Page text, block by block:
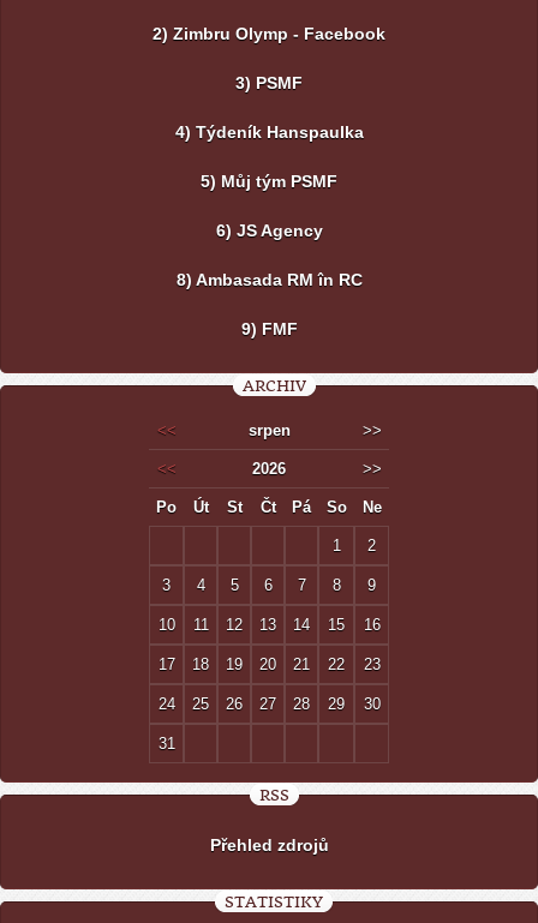
2) Zimbru Olymp - Facebook
3) PSMF
4) Týdeník Hanspaulka
5) Můj tým PSMF
6) JS Agency
8) Ambasada RM în RC
9) FMF
ARCHIV
<< srpen >>
<< 2026 >>
Po Út St Čt Pá So Ne
1 2
3 4 5 6 7 8 9
10 11 12 13 14 15 16
17 18 19 20 21 22 23
24 25 26 27 28 29 30
31
RSS
Přehled zdrojů
STATISTIKY